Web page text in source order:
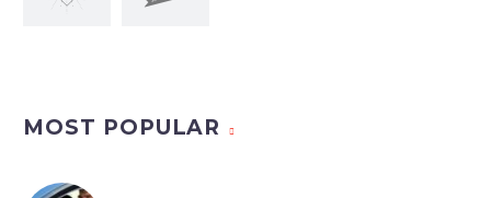
MOST POPULAR